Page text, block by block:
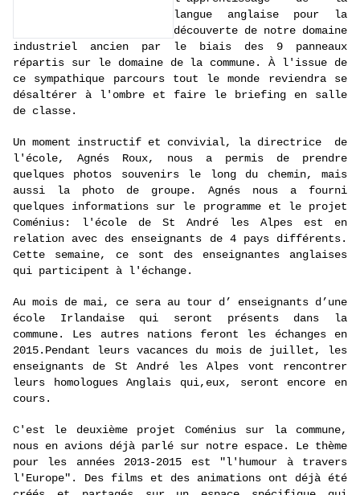
langue anglaise pour la
découverte de notre domaine
industriel ancien par le biais des 9 panneaux
répartis sur le domaine de la commune. À l'issue de
ce sympathique parcours tout le monde reviendra se
désaltérer à l'ombre et faire le briefing en salle
de classe.
Un moment instructif et convivial, la directrice de
l'école, Agnés Roux, nous a permis de prendre
quelques photos souvenirs le long du chemin, mais
aussi la photo de groupe. Agnés nous a fourni
quelques informations sur le programme et le projet
Coménius: l'école de St André les Alpes est en
relation avec des enseignants de 4 pays différents.
Cette semaine, ce sont des enseignantes anglaises
qui participent à l'échange.
Au mois de mai, ce sera au tour d’ enseignants d’une
école Irlandaise qui seront présents dans la
commune. Les autres nations feront les échanges en
2015.Pendant leurs vacances du mois de juillet, les
enseignants de St André les Alpes vont rencontrer
leurs homologues Anglais qui,eux, seront encore en
cours.
C'est le deuxième projet Coménius sur la commune,
nous en avions déjà parlé sur notre espace. Le thème
pour les années 2013-2015 est "l'humour à travers
l'Europe". Des films et des animations ont déjà été